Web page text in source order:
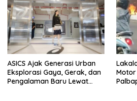
ASICS Ajak Generasi Urban
Eksplorasi Gaya, Gerak, dan
Pengalaman Baru Lewat